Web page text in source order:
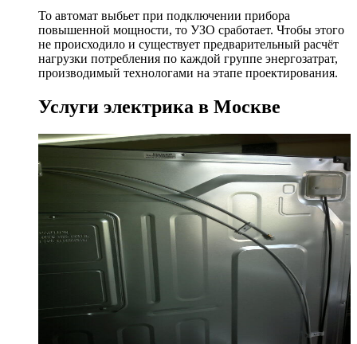
То автомат выбьет при подключении прибора
повышенной мощности, то УЗО сработает. Чтобы этого
не происходило и существует предварительный расчёт
нагрузки потребления по каждой группе энергозатрат,
производимый технологами на этапе проектирования.
Услуги электрика в Москве